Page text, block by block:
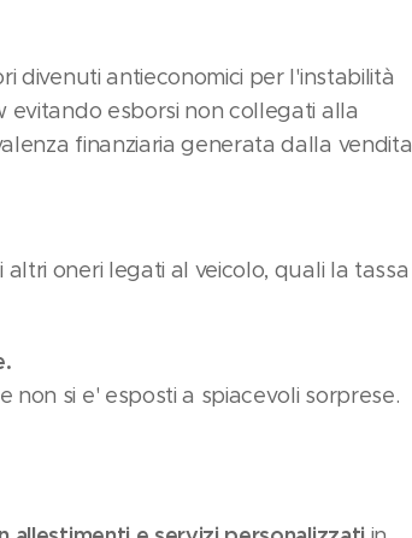
divenuti antieconomici per l'instabilità
evitando esborsi non collegati alla
finanziaria generata dalla vendita
oneri legati al veicolo, quali la tassa
si e' esposti a spiacevoli sorprese.